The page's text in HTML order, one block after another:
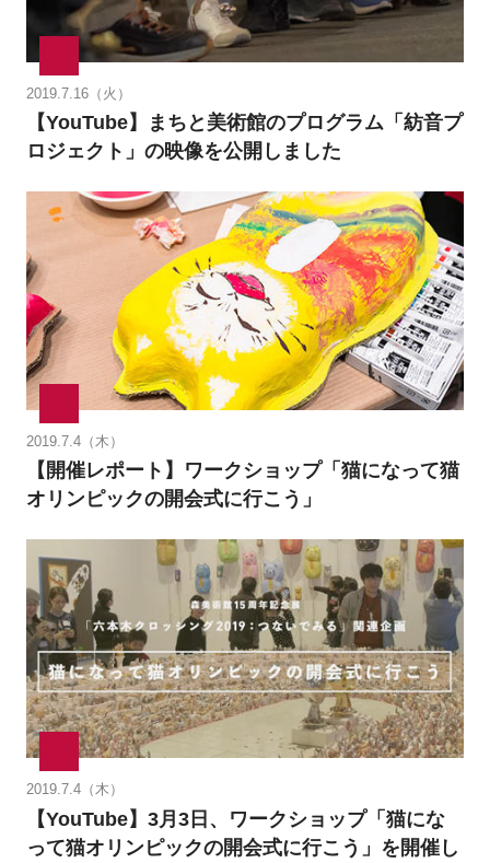
2019.7.16（火）
【YouTube】まちと美術館のプログラム「紡音プ
ロジェクト」の映像を公開しました
2019.7.4（木）
【開催レポート】ワークショップ「猫になって猫
オリンピックの開会式に行こう」
2019.7.4（木）
【YouTube】3月3日、ワークショップ「猫にな
って猫オリンピックの開会式に行こう」を開催し